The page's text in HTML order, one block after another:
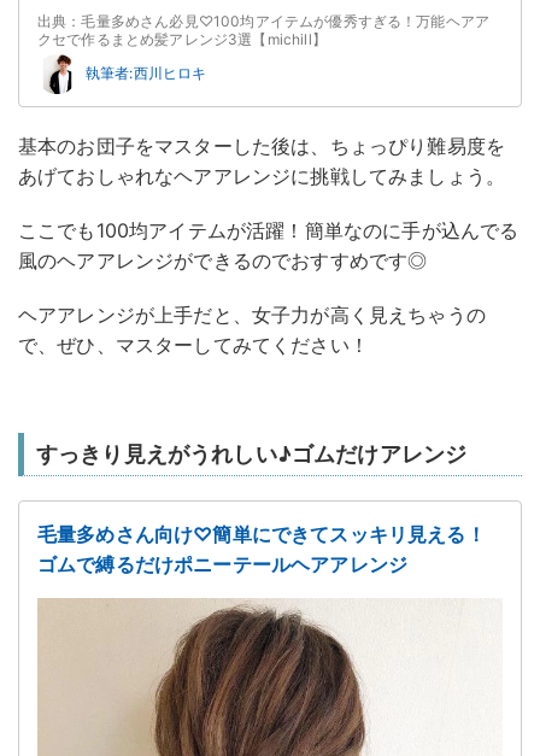
出典：毛量多めさん必見♡100均アイテムが優秀すぎる！万能ヘアア
クセで作るまとめ髪アレンジ3選【michill】
執筆者:西川ヒロキ
基本のお団子をマスターした後は、ちょっぴり難易度を
あげておしゃれなヘアアレンジに挑戦してみましょう。
ここでも100均アイテムが活躍！簡単なのに手が込んでる
風のヘアアレンジができるのでおすすめです◎
ヘアアレンジが上手だと、女子力が高く見えちゃうの
で、ぜひ、マスターしてみてください！
すっきり見えがうれしい♪ゴムだけアレンジ
毛量多めさん向け♡簡単にできてスッキリ見える！
ゴムで縛るだけポニーテールヘアアレンジ